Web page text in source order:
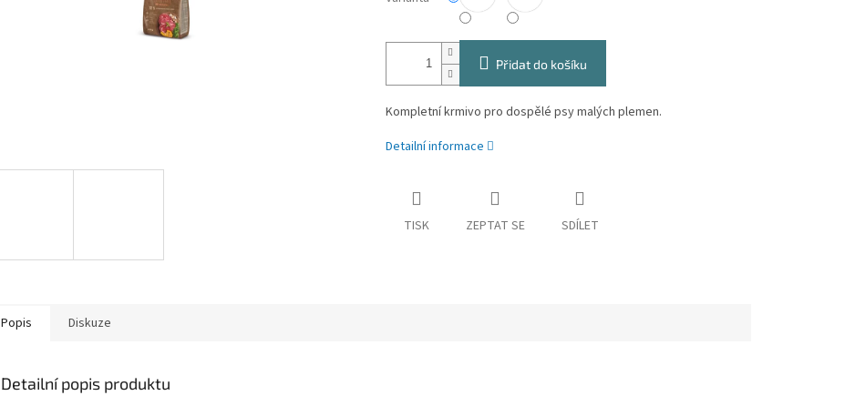
Přidat do košíku
Kompletní krmivo pro dospělé psy malých plemen.
Detailní informace
TISK ZEPTAT SE SDÍLET
Popis Diskuze
Detailní popis produktu